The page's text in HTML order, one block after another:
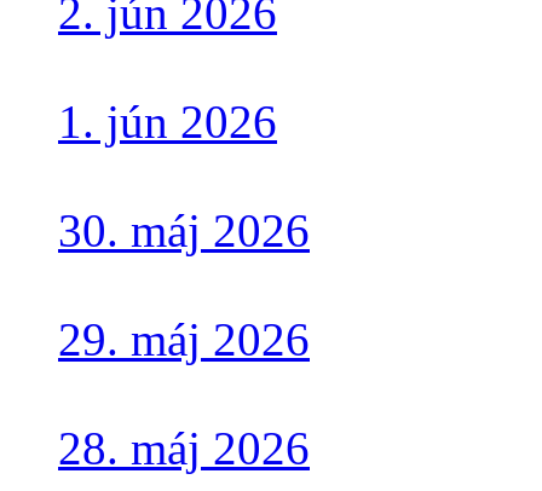
2. jún 2026
1. jún 2026
30. máj 2026
29. máj 2026
28. máj 2026